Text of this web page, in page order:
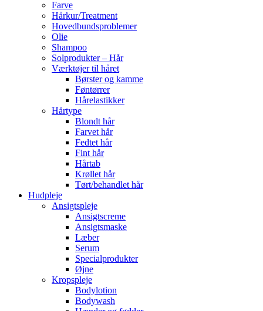
Farve
Hårkur/Treatment
Hovedbundsproblemer
Olie
Shampoo
Solprodukter – Hår
Værktøjer til håret
Børster og kamme
Føntørrer
Hårelastikker
Hårtype
Blondt hår
Farvet hår
Fedtet hår
Fint hår
Hårtab
Krøllet hår
Tørt/behandlet hår
Hudpleje
Ansigtspleje
Ansigtscreme
Ansigtsmaske
Læber
Serum
Specialprodukter
Øjne
Kropspleje
Bodylotion
Bodywash